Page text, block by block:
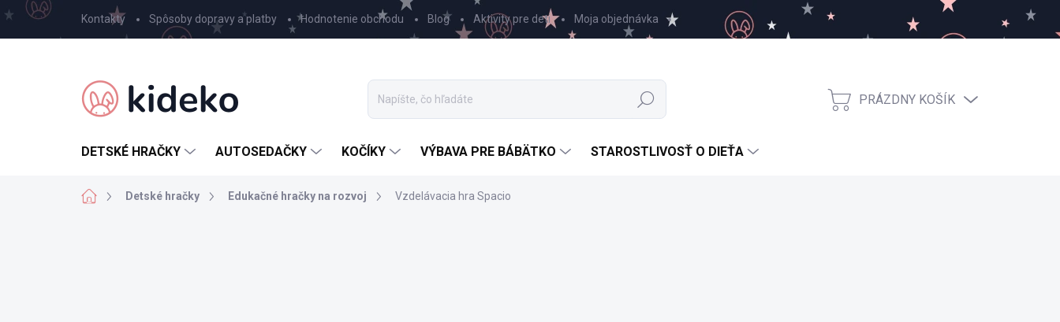
Prejsť
na
obsah
Kontakty Spôsoby dopravy a platby Hodnotenie obchodu Blog Aktivity pre deti Moja objednávka
Hľadať
NÁKUPNÝ
PRÁZDNY KOŠÍK
DETSKÉ HRAČKY AUTOSEDAČKY KOČÍKY VÝBAVA PRE BÁBÄTKO STAROSTLIVOSŤ O DIEŤA
DomovDetské hračky Edukačné hračky na rozvoj Vzdelávacia hra Spacio